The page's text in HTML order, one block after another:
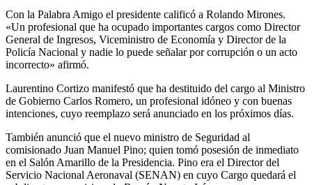
Con la Palabra Amigo el presidente calificó a Rolando Mirones.
«Un profesional que ha ocupado importantes cargos como Director
General de Ingresos, Viceministro de Economía y Director de la
Policía Nacional y nadie lo puede señalar por corrupción o un acto
incorrecto» afirmó.
Laurentino Cortizo manifestó que ha destituido del cargo al Ministro
de Gobierno Carlos Romero, un profesional idóneo y con buenas
intenciones, cuyo reemplazo será anunciado en los próximos días.
También anunció que el nuevo ministro de Seguridad al
comisionado Juan Manuel Pino; quien tomó posesión de inmediato
en el Salón Amarillo de la Presidencia. Pino era el Director del
Servicio Nacional Aeronaval (SENAN) en cuyo Cargo quedará el